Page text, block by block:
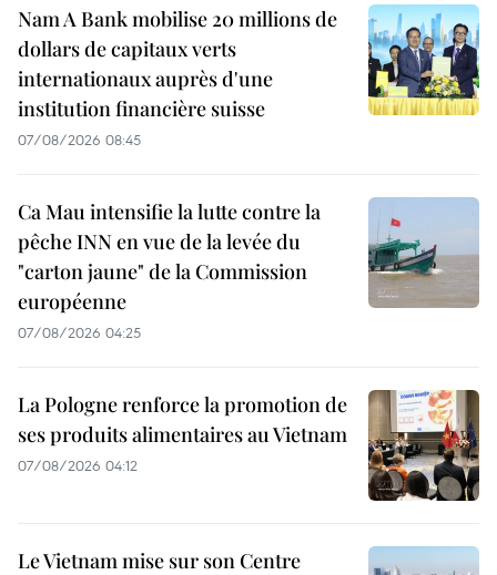
Nam A Bank mobilise 20 millions de
dollars de capitaux verts
internationaux auprès d'une
institution financière suisse
07/08/2026 08:45
Ca Mau intensifie la lutte contre la
pêche INN en vue de la levée du
"carton jaune" de la Commission
européenne
07/08/2026 04:25
La Pologne renforce la promotion de
ses produits alimentaires au Vietnam
07/08/2026 04:12
Le Vietnam mise sur son Centre